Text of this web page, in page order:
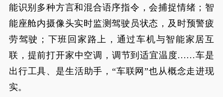
能识别多种方言和混合语序指令，会捕捉情绪；智
能座舱内摄像头实时监测驾驶员状态，及时预警疲
劳驾驶；下班回家路上，通过车机与智能家居互
联，提前打开家中空调，调节到适宜温度……车是
出行工具、是生活助手，“车联网”也从概念走进现
实。